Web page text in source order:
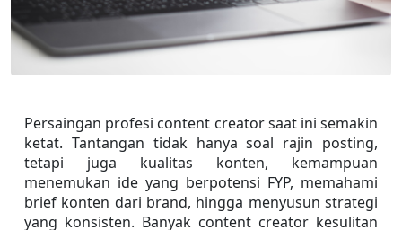
Persaingan profesi content creator saat ini semakin
ketat. Tantangan tidak hanya soal rajin posting,
tetapi juga kualitas konten, kemampuan
menemukan ide yang berpotensi FYP, memahami
brief konten dari brand, hingga menyusun strategi
yang konsisten. Banyak content creator kesulitan